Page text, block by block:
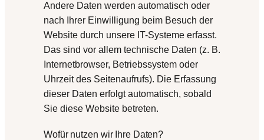
Andere Daten werden automatisch oder
nach Ihrer Einwilligung beim Besuch der
Website durch unsere IT-Systeme erfasst.
Das sind vor allem technische Daten (z. B.
Internetbrowser, Betriebssystem oder
Uhrzeit des Seitenaufrufs). Die Erfassung
dieser Daten erfolgt automatisch, sobald
Sie diese Website betreten.
Wofür nutzen wir Ihre Daten?